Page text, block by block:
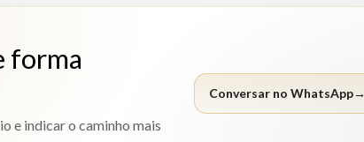
forma
e indicar o caminho mais
Conversar no WhatsApp→